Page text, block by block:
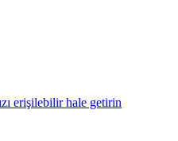
erişilebilir hale getirin